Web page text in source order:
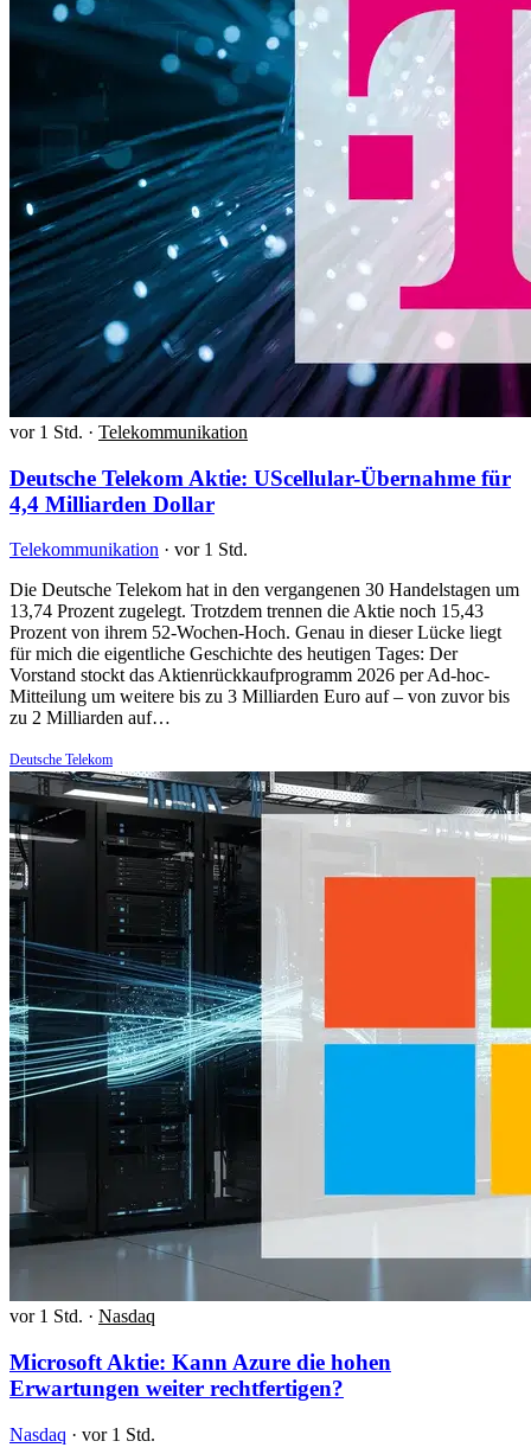
vor 1 Std. · Telekommunikation
Deutsche Telekom Aktie: UScellular-Übernahme für
4,4 Milliarden Dollar
Telekommunikation · vor 1 Std.
Die Deutsche Telekom hat in den vergangenen 30 Handelstagen um
13,74 Prozent zugelegt. Trotzdem trennen die Aktie noch 15,43
Prozent von ihrem 52-Wochen-Hoch. Genau in dieser Lücke liegt
für mich die eigentliche Geschichte des heutigen Tages: Der
Vorstand stockt das Aktienrückkaufprogramm 2026 per Ad-hoc-
Mitteilung um weitere bis zu 3 Milliarden Euro auf – von zuvor bis
zu 2 Milliarden auf…
Deutsche Telekom
vor 1 Std. · Nasdaq
Microsoft Aktie: Kann Azure die hohen
Erwartungen weiter rechtfertigen?
Nasdaq · vor 1 Std.